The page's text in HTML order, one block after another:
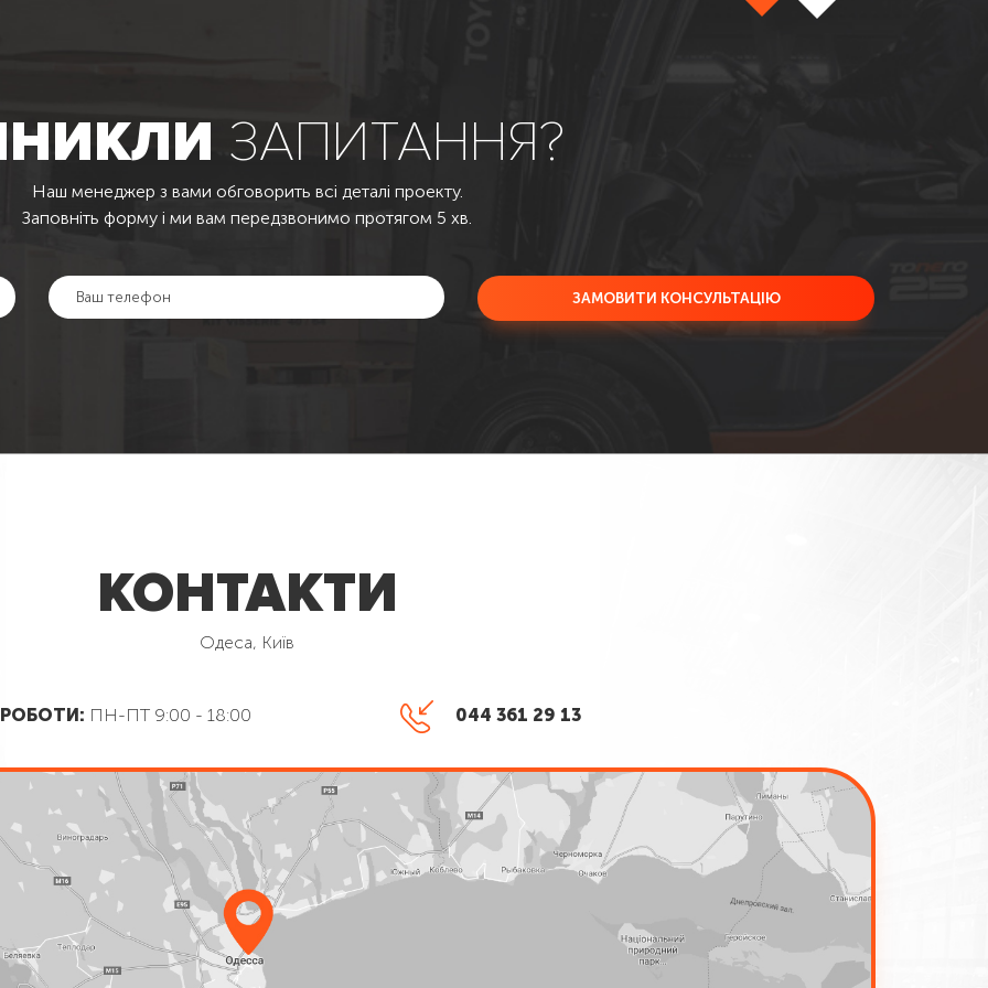
ЗАПИТАННЯ?
Наш менеджер з вами обговорить всі деталі проекту.
Заповніть форму і ми вам передзвонимо протягом 5 хв.
ЗАМОВИТИ КОНСУЛЬТАЦІЮ
КОНТАКТИ
Одеса, Київ
ПН-ПТ 9:00 - 18:00 044 361 29 13